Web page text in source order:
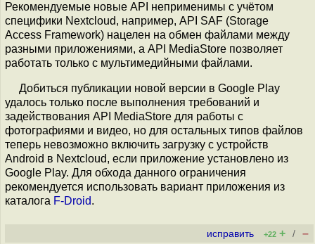
Рекомендуемые новые API неприменимы с учётом
специфики Nextcloud, например, API SAF (Storage
Access Framework) нацелен на обмен файлами между
разными приложениями, а API MediaStore позволяет
работать только с мультимедийными файлами.
Добиться публикации новой версии в Google Play
удалось только после выполнения требований и
задействования API MediaStore для работы с
фотографиями и видео, но для остальных типов файлов
теперь невозможно включить загрузку с устройств
Android в Nextcloud, если приложение установлено из
Google Play. Для обхода данного ограничения
рекомендуется использовать вариант приложения из
каталога F-Droid.
исправить +22 + / –